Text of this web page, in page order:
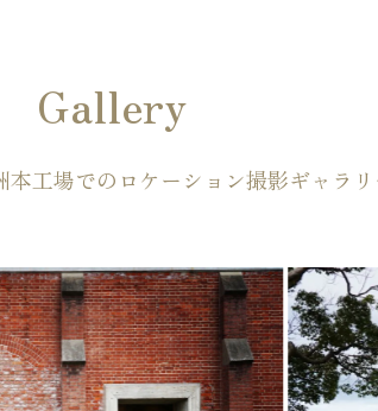
Gallery
本工場でのロケーション撮影ギャラ